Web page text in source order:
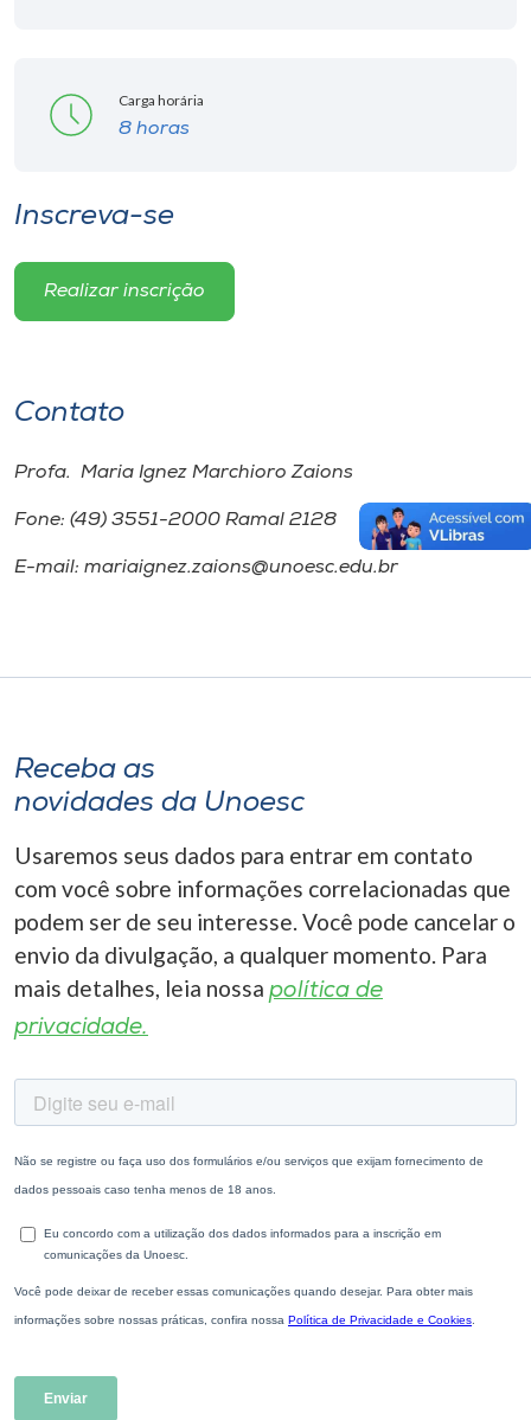
Carga horária
8 horas
Inscreva-se
Realizar inscrição
Contato
Profa. Maria Ignez Marchioro Zaions
Fone: (49) 3551-2000 Ramal 2128
E-mail: mariaignez.zaions@unoesc.edu.br
Receba as
novidades da Unoesc
Usaremos seus dados para entrar em contato
com você sobre informações correlacionadas que
podem ser de seu interesse. Você pode cancelar o
envio da divulgação, a qualquer momento. Para
mais detalhes, leia nossa política de
privacidade.